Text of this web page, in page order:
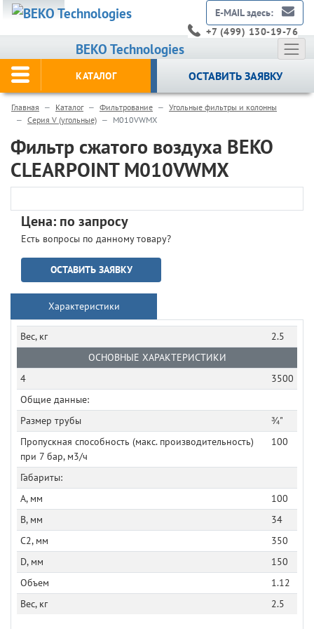
BEKO Technologies
E-MAIL здесь:
+7 (499) 130-19-76
КАТАЛОГ ОСТАВИТЬ ЗАЯВКУ
Главная Каталог Фильтрование
Угольные фильтры и колонны
Серия V (угольные)
M010VWMX
Фильтр сжатого воздуха BEKO
CLEARPOINT M010VWMX
Цена: по запросу
Есть вопросы по данному товару?
ОСТАВИТЬ ЗАЯВКУ
Характеристики
Вес, кг
2.5
ОСНОВНЫЕ ХАРАКТЕРИСТИКИ
4
3500
Общие данные:
Размер трубы
¾"
Пропускная способность (макс. производительность)
при 7 бар, м3/ч
100
Габариты:
A, мм
100
B, мм
34
C2, мм
350
D, мм
150
Объем
1.12
Вес, кг
2.5